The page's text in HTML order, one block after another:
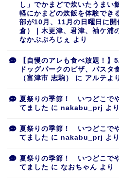
し」でかまどで炊いたうまい
軽にかまどの炊飯を体験でき
部が10月、11月の日曜日に
倉）｜木更津、君津、袖ケ浦
なかぶぷろじぇ
より
【自慢のアレも食べ放題！
ドッグパークのピザ、パスタ
（富津市 志駒）
に アルテよ
夏祭りの季節！ いつどこで
てました に nakabu_prj より
夏祭りの季節！ いつどこで
てました に nakabu_prj より
夏祭りの季節！ いつどこで
てました に なおちゃん より